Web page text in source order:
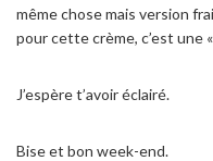
même chose mais version
pour cette crème, c’est une
J’espère t’avoir éclairé.
Bise et bon week-end.